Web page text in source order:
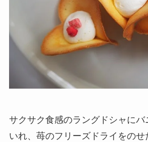
サクサク食感のラングドシャにバ
いれ、苺のフリーズドライをのせ